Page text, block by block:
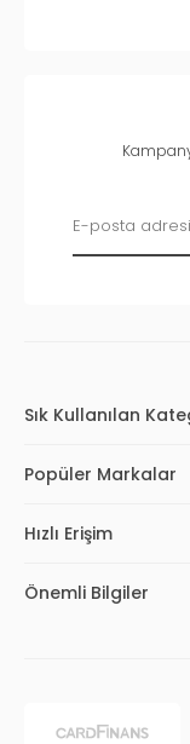
Sık Kullanılan
Popüler Markalar
Hızlı Erişim
Önemli Bilgiler